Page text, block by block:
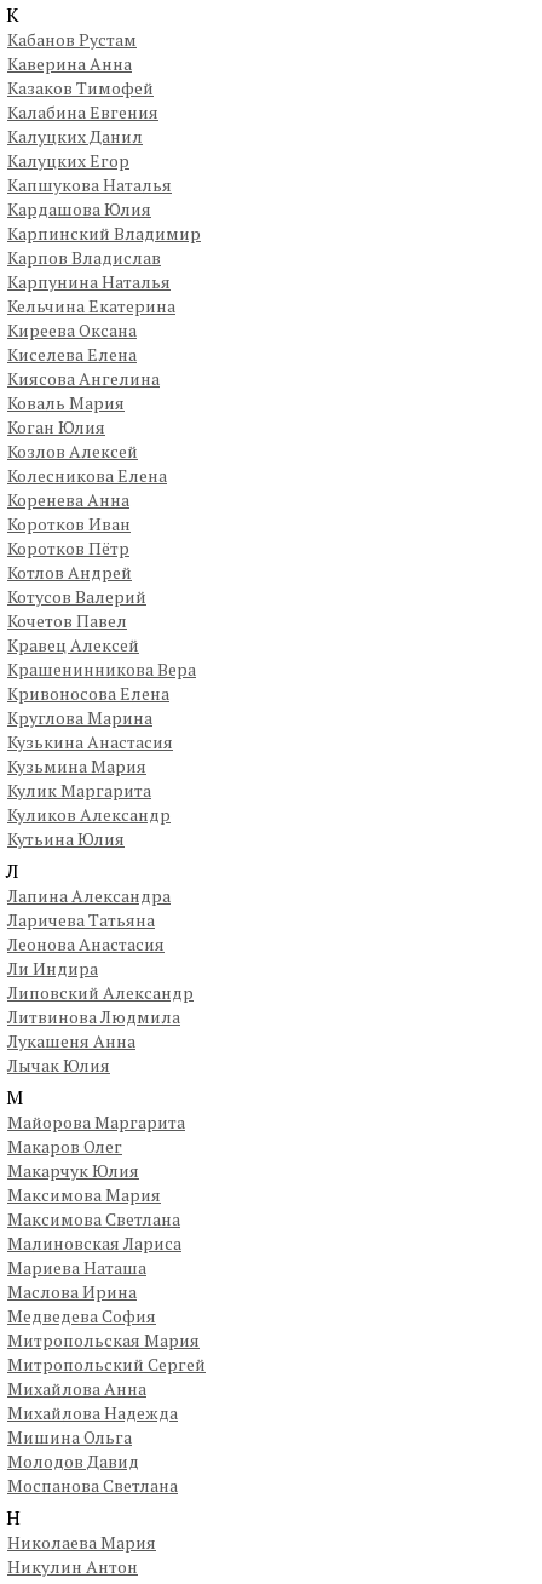
К
Кабанов Рустам
Каверина Анна
Казаков Тимофей
Калабина Евгения
Калуцких Данил
Калуцких Егор
Капшукова Наталья
Кардашова Юлия
Карпинский Владимир
Карпов Владислав
Карпунина Наталья
Кельчина Екатерина
Киреева Оксана
Киселева Елена
Киясова Ангелина
Коваль Мария
Коган Юлия
Козлов Алексей
Колесникова Елена
Коренева Анна
Коротков Иван
Коротков Пётр
Котлов Андрей
Котусов Валерий
Кочетов Павел
Кравец Алексей
Крашенинникова Вера
Кривоносова Елена
Круглова Марина
Кузькина Анастасия
Кузьмина Мария
Кулик Маргарита
Куликов Александр
Кутьина Юлия
Л
Лапина Александра
Ларичева Татьяна
Леонова Анастасия
Ли Индира
Липовский Александр
Литвинова Людмила
Лукашеня Анна
Лычак Юлия
М
Майорова Маргарита
Макаров Олег
Макарчук Юлия
Максимова Мария
Максимова Светлана
Малиновская Лариса
Мариева Наташа
Маслова Ирина
Медведева София
Митропольская Мария
Митропольский Сергей
Михайлова Анна
Михайлова Надежда
Мишина Ольга
Молодов Давид
Моспанова Светлана
Н
Николаева Мария
Никулин Антон